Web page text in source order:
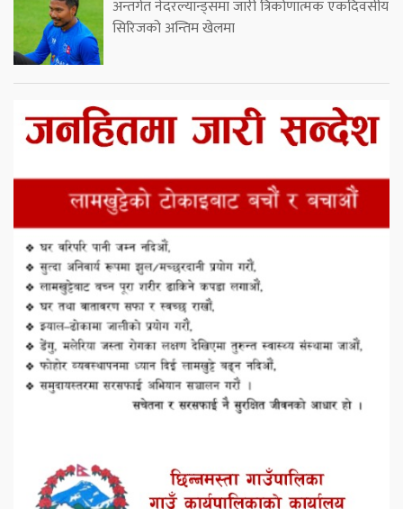
अन्तर्गत नेदरल्यान्ड्समा जारी त्रिकोणात्मक एकदिवसीय
सिरिजको अन्तिम खेलमा